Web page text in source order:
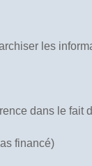
les
dans le fait
financé)